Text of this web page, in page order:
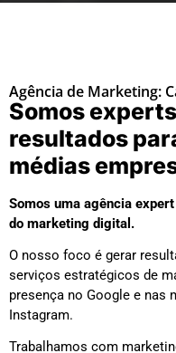
Agência de Marketing:
Somos
resultados
médias
Somos uma agência
do marketing digital.
O nosso foco é gerar
serviços estratégicos de
presença no Google e nas
Instagram.
Trabalhamos com